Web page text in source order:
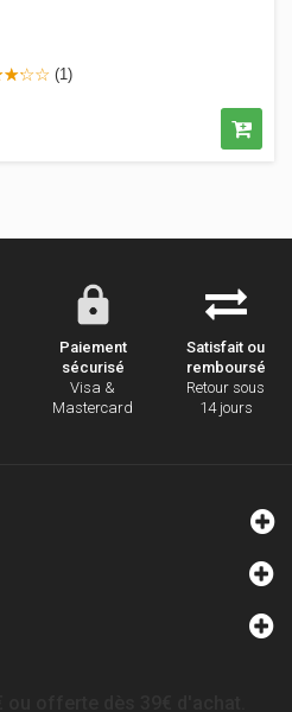
(1)
Paiement
sécurisé
Visa &
Mastercard
Satisfait ou
remboursé
Retour sous
14 jours